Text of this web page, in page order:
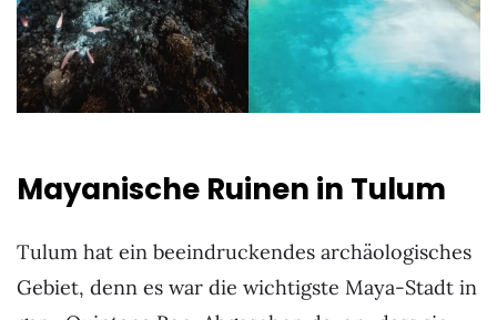
Mayanische Ruinen in Tulum
Tulum hat ein beeindruckendes archäologisches
Gebiet, denn es war die wichtigste Maya-Stadt in